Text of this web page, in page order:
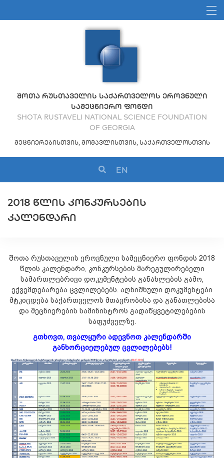
ᲨᲝᲗᲐ ᲠᲣᲡᲗᲐᲕᲔᲚᲘᲡ ᲡᲐᲥᲐᲠᲗᲕᲔᲚᲝᲡ ᲔᲠᲝᲕᲜᲣᲚᲘ
ᲡᲐᲛᲔᲪᲜᲘᲔᲠᲝ ᲤᲝᲜᲓᲘ
SHOTA RUSTAVELI NATIONAL SCIENCE FOUNDATION
OF GEORGIA
ᲛᲔᲪᲜᲘᲔᲠᲔᲑᲘᲡᲗᲕᲘᲡ, ᲛᲝᲛᲐᲕᲚᲘᲡᲗᲕᲘᲡ, ᲡᲐᲥᲐᲠᲗᲕᲔᲚᲝᲡᲗᲕᲘᲡ
EN
2018 ᲬᲚᲘᲡ ᲙᲝᲜᲙᲣᲠᲡᲔᲑᲘᲡ
ᲙᲐᲚᲔᲜᲓᲐᲠᲘ
შოთა რუსთაველის ეროვნული სამეცნიერო ფონდის 2018
წლის კალენდარი, კონკურსების მარეგულირებელი
სამართლებრივი დოკუმენტების განახლების გამო,
ექვემდებარება ცვლილებებს. აღნიშნული დოკუმენტები
მტკიცდება საქართველოს მთავრობისა და განათლებისა
და მეცნიერების სამინისტროს გადაწყვეტილებების
საფუძველზე.
გთხოვთ, თვალყური ადევნოთ კალენდარში
განხორციელებულ ცვლილებებს!